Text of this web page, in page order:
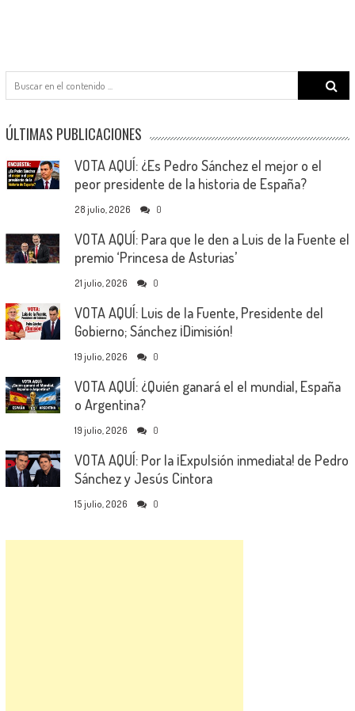
Search
for:
ÚLTIMAS PUBLICACIONES
VOTA AQUÍ: ¿Es Pedro Sánchez el mejor o el
peor presidente de la historia de España?
28 julio, 2026 0
VOTA AQUÍ: Para que le den a Luis de la Fuente el
premio ‘Princesa de Asturias’
21 julio, 2026 0
VOTA AQUÍ: Luis de la Fuente, Presidente del
Gobierno; Sánchez ¡Dimisión!
19 julio, 2026 0
VOTA AQUÍ: ¿Quién ganará el el mundial, España
o Argentina?
19 julio, 2026 0
VOTA AQUÍ: Por la ¡Expulsión inmediata! de Pedro
Sánchez y Jesús Cintora
15 julio, 2026 0